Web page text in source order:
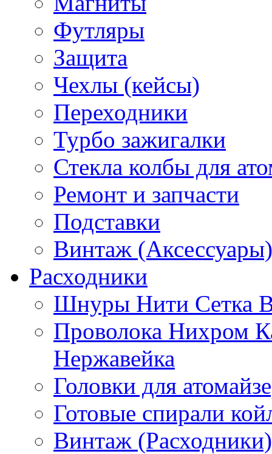
Футляры
Защита
Чехлы (кейсы)
Переходники
Турбо зажигалки
Стекла колбы для
Ремонт и запчасти
Подставки
Винтаж (Аксессуары)
Расходники
Шнуры Нити Сетка
Проволока Нихром
Нержавейка
Головки для
Готовые спирали
Винтаж (Расходники)